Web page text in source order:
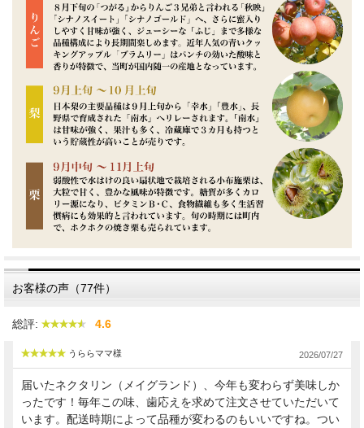
お客様の声（77件）
総評: 4.6
うららママ様 2026/07/27
届いたネクタリン（メイグランド）、今年も変わらず美味しか
ったです！毎年この味、歯応えを求めて注文させていただいて
います。配送時期によって品種が変わるのもいいですね。つい